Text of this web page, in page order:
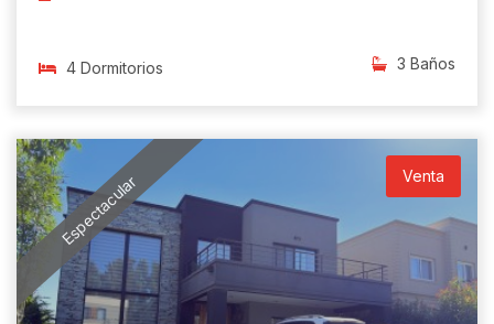
4 Dormitorios 3 Baños
Espectacular Venta